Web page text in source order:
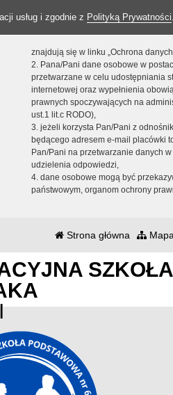
usług i zgodnie z Polityką Prywatności
znajdują się w linku „Ochrona
2. Pana/Pani dane osobowe w
przetwarzane w celu udostępniania
internetowej oraz wypełnienia
prawnych spoczywających na
ust.1 lit.c RODO),
3. jeżeli korzysta Pan/Pani z
będącego adresem e-mail placówki
Pan/Pani na przetwarzanie danych w
udzielenia odpowiedzi,
4. dane osobowe mogą być
państwowym, organom ochrony
Strona główna